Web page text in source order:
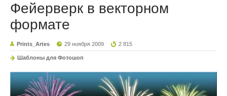
Фейерверк в векторном
формате
Prints_Artes 29 ноября 2009 2 815
Шаблоны для Фотошоп